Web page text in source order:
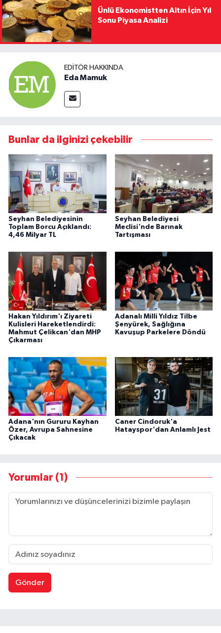
Ünlü Ekonomistten Altın İçin Yıl
Sonu Piyasa Analizi
EDITÖR HAKKINDA
Eda Mamuk
Bunlar da ilginizi çekebilir
Seyhan Belediyesinin
Toplam Borcu Açıklandı:
4,46 Milyar TL
Seyhan Belediyesi
Meclisi'nde Barınak
Tartışması
Hakan Yıldırım'ı Ziyareti
Kulisleri Hareketlendirdi:
Mahmut Çelikcan'dan MHP
Çıkarması
Adanalı Milli Yıldız Tilbe
Şenyürek, Sağlığına
Kavuşup Parkelere Döndü
Adana'nın Gururu Kayhan
Özer, Avrupa Sahnesine
Çıkacak
Caner Cindoruk'a
Hatayspor'dan Anlamlı Jest
Yorumlar (1)
Gönder